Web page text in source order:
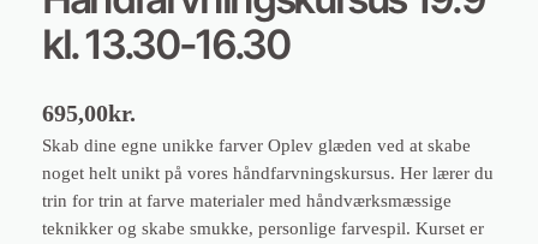
kl. 13.30-16.30
695,00kr.
Skab dine egne unikke farver Oplev glæden ved at skabe
noget helt unikt på vores håndfarvningskursus. Her lærer du
trin for trin at farve materialer med håndværksmæssige
teknikker og skabe smukke, personlige farvespil. Kurset er